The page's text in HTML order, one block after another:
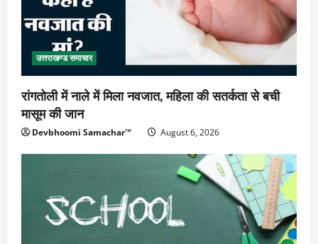
उत्तराखण्ड समाचार
रांगतोली में नाले में मिला नवजात, महिला की सतर्कता से बची
मासूम की जान
Devbhoomi Samachar™ August 6, 2026